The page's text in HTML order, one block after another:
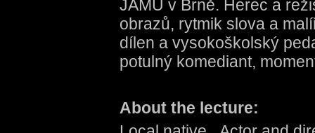
JAMU v Brně. Herec a
obrazů, rytmik slova a
dílen a vysokoškolský
potulný komediant,
About the lecture: